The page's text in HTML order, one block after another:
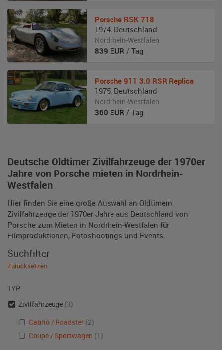
Deutsche Oldtimer Zivilfahrzeuge der 1970er
Jahre von Porsche mieten in Nordrhein-
Westfalen
Hier finden Sie eine große Auswahl an Oldtimern
Zivilfahrzeuge der 1970er Jahre aus Deutschland von
Porsche zum Mieten in Nordrhein-Westfalen für
Filmproduktionen, Fotoshootings und Events.
Porsche RSK 718
1974, Deutschland
Nordrhein-Westfalen
839 EUR / Tag
Porsche 911 3.0 RSR Replica
1975, Deutschland
Nordrhein-Westfalen
360 EUR / Tag
Suchfilter
Zurücksetzen
TYP
Zivilfahrzeuge (3)
Cabrio / Roadster (2)
Coupe / Sportwagen (1)